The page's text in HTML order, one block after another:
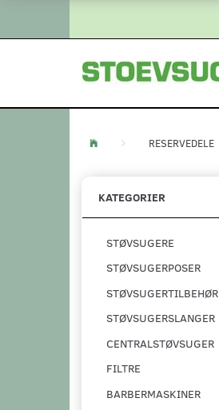
RESERVEDELE
KATEGORIER
STØVSUGERE
STØVSUGERPOSER
STØVSUGERTILBEHØR
STØVSUGERSLANGER
CENTRALSTØVSUGER
FILTRE
BARBERMASKINER